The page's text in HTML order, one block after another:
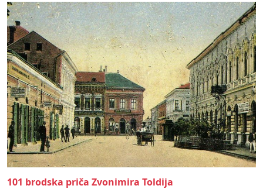
101 brodska priča Zvonimira Toldija